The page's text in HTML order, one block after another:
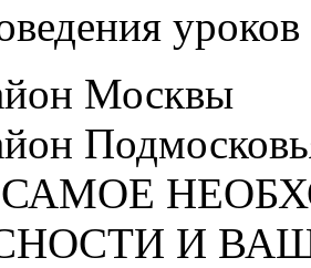
уроков
Москвы
И